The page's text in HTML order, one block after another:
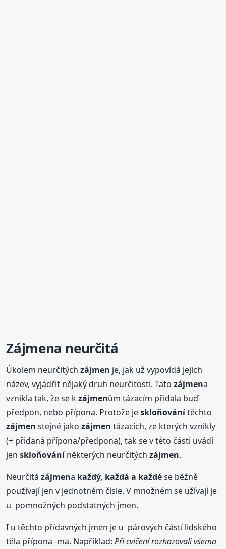
Zájmena neurčitá
Úkolem neurčitýchzájmen je, jak už vypovídá jejich
název, vyjádřit nějaký druh neurčitosti. Tatozájmena
vznikla tak, že se kzájmenům tázacím přidala buď
předpon, nebo přípona. Protože jeskloňovánítěchto
zájmen stejné jakozájmen tázacích, ze kterých vznikly
(+ přidaná přípona/předpona), tak se v této části uvádí
jenskloňováníněkterých neurčitýchzájmen.
Neurčitázájmena každý, každá a každése běžně
používají jen v jednotném čísle. V množném se užívají je
u pomnožných podstatných jmen.
I u těchto přídavných jmen je u párových částí lidského
těla přípona -ma. Například:Při cvičení rozhazovali všema